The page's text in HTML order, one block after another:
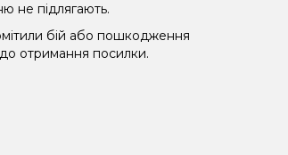
не підлягають.
бій або пошкодження
отримання посилки.